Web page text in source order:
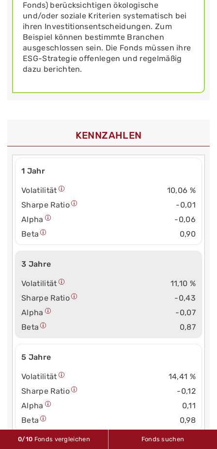
Fonds) berücksichtigen ökologische
und/oder soziale Kriterien systematisch bei
ihren Investitionsentscheidungen. Zum
Beispiel können bestimmte Branchen
ausgeschlossen sein. Die Fonds müssen ihre
ESG-Strategie offenlegen und regelmäßig
dazu berichten.
KENNZAHLEN
1 Jahr
Volatilität
10,06 %
Sharpe Ratio
-0,01
Alpha
-0,06
Beta
0,90
3 Jahre
Volatilität
11,10 %
Sharpe Ratio
-0,43
Alpha
-0,07
Beta
0,87
5 Jahre
Volatilität
14,41 %
Sharpe Ratio
-0,12
Alpha
0,11
Beta
0,98
0/10 Fonds vergleichen Fonds suchen